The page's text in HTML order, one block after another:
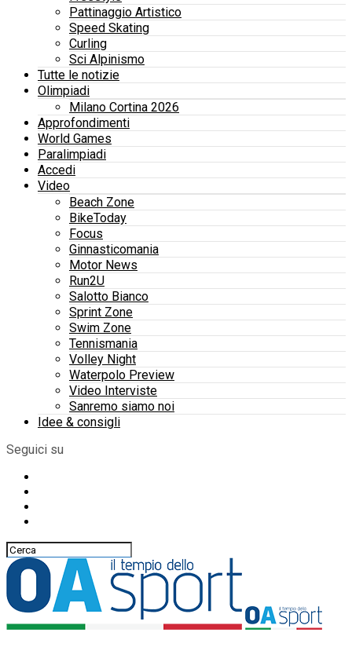
Pattinaggio Artistico
Speed Skating
Curling
Sci Alpinismo
Tutte le notizie
Olimpiadi
Milano Cortina 2026
Approfondimenti
World Games
Paralimpiadi
Accedi
Video
Beach Zone
BikeToday
Focus
Ginnasticomania
Motor News
Run2U
Salotto Bianco
Sprint Zone
Swim Zone
Tennismania
Volley Night
Waterpolo Preview
Video Interviste
Sanremo siamo noi
Idee & consigli
Seguici su